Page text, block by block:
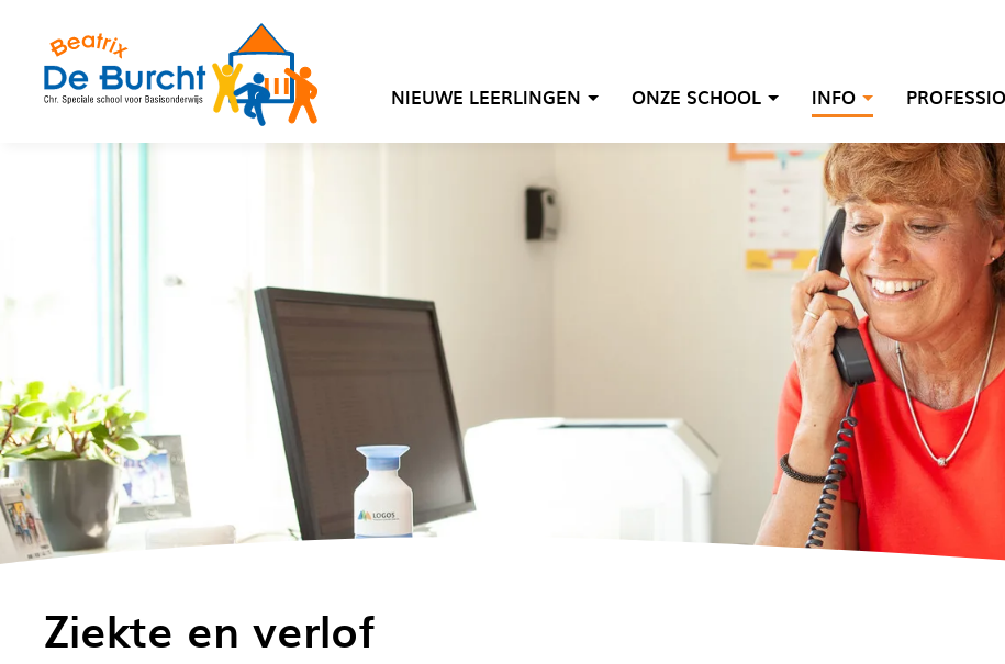
NIEUWE LEERLINGEN ONZE SCHOOL INFO
Ziekte en verlof